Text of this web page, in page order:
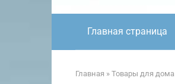
Главная страница
Главная » Товары для дома